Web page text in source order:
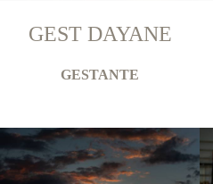
GEST DAYANE
GESTANTE